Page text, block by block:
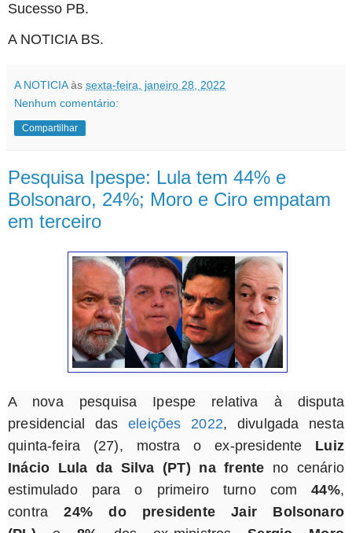
Sucesso PB.
A NOTICIA BS.
A NOTICIA às sexta-feira, janeiro 28, 2022
Nenhum comentário:
Compartilhar
Pesquisa Ipespe: Lula tem 44% e
Bolsonaro, 24%; Moro e Ciro empatam
em terceiro
A nova pesquisa Ipespe relativa à disputa
presidencial daseleições 2022, divulgada nesta
quinta-feira (27), mostra o ex-presidente Luiz
Inácio Lula da Silva (PT) na frente no cenário
estimulado para o primeiro turno com44%,
contra24%
do presidente Jair Bolsonaro